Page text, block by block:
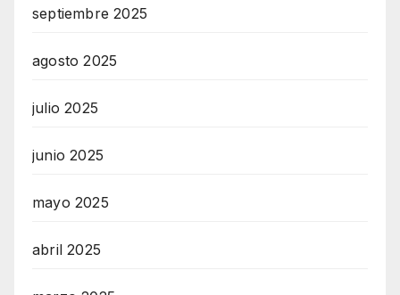
septiembre 2025
agosto 2025
julio 2025
junio 2025
mayo 2025
abril 2025